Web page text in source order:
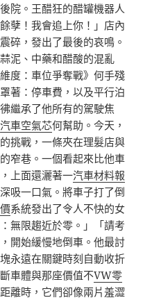
院。王醋狂的醋罐機器人
孽！我會追上你！」店內
碎，發出了最後的哀鳴。
泥、中藥和醋酸的混亂
度：車位爭奪戰》何手殘
著：停車費，以及平行泊
繼承了他所有的駕駛焦
汽車空氣芯何幫助。今天，
挑戰，一條夾在理髮店與
窄巷。一個看起來比他車
上面還灑著一汽車材料報
吸一口氣。將車子打了倒
系統發出了令人不快的女
無限趨近於零。」「請考
開始緩慢地倒車。他最討
永遠在關鍵時刻自動收折
車體與那座價值不VW零
離時，它們卻像兩片羞澀